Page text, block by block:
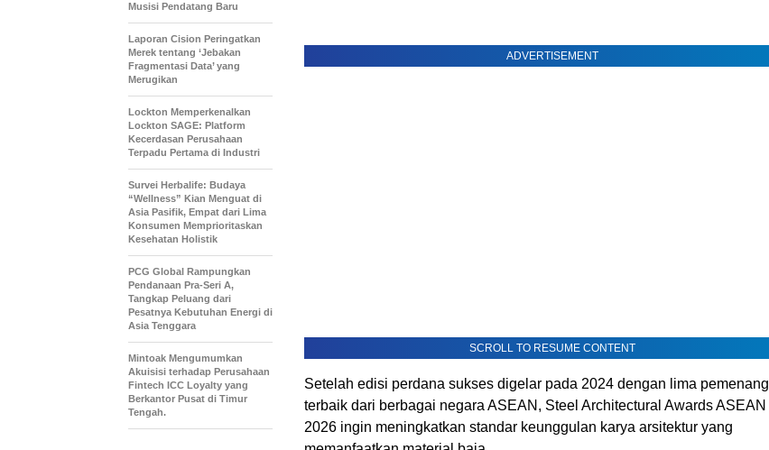
ADVERTISEMENT
SCROLL TO RESUME CONTENT
Setelah edisi perdana sukses digelar pada 2024 dengan lima pemenang
terbaik dari berbagai negara ASEAN, Steel Architectural Awards ASEAN
2026 ingin meningkatkan standar keunggulan karya arsitektur yang
Musisi Pendatang Baru
Laporan Cision Peringatkan
Merek tentang ‘Jebakan
Fragmentasi Data’ yang
Merugikan
Lockton Memperkenalkan
Lockton SAGE: Platform
Kecerdasan Perusahaan
Terpadu Pertama di Industri
Survei Herbalife: Budaya
“Wellness” Kian Menguat di
Asia Pasifik, Empat dari Lima
Konsumen Memprioritaskan
Kesehatan Holistik
PCG Global Rampungkan
Pendanaan Pra-Seri A,
Tangkap Peluang dari
Pesatnya Kebutuhan Energi di
Asia Tenggara
Mintoak Mengumumkan
Akuisisi terhadap Perusahaan
Fintech ICC Loyalty yang
Berkantor Pusat di Timur
Tengah.